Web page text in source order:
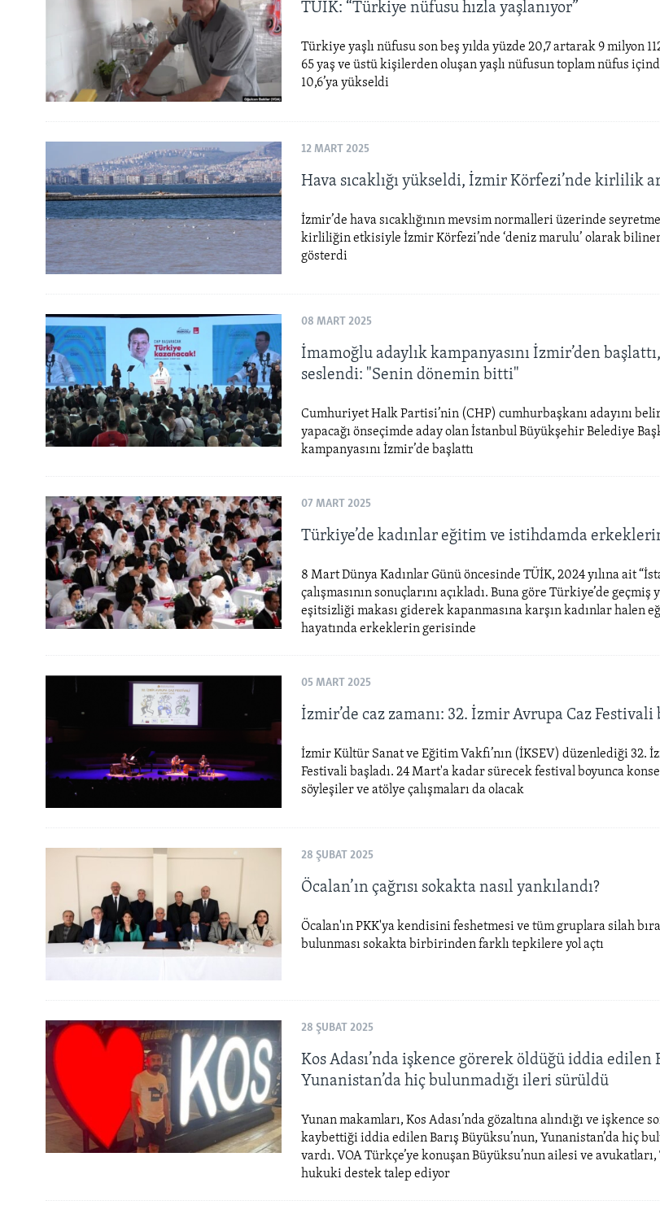
TÜİK: “Türkiye nüfusu hızla yaşlanıyor”
Türkiye yaşlı nüfusu son beş yılda yüzde 20,7 artarak 9 milyon
65 yaş ve üstü kişilerden oluşan yaşlı nüfusun toplam nüfus
10,6’ya yükseldi
12 MART 2025
Hava sıcaklığı yükseldi, İzmir Körfezi’nde kirlilik
İzmir’de hava sıcaklığının mevsim normalleri üzerinde
kirliliğin etkisiyle İzmir Körfezi’nde ‘deniz marulu’ olarak
gösterdi
08 MART 2025
İmamoğlu adaylık kampanyasını İzmir’den
seslendi: "Senin dönemin bitti"
Cumhuriyet Halk Partisi’nin (CHP) cumhurbaşkanı adayını
yapacağı önseçimde aday olan İstanbul Büyükşehir Belediye
kampanyasını İzmir’de başlattı
07 MART 2025
Türkiye’de kadınlar eğitim ve istihdamda
8 Mart Dünya Kadınlar Günü öncesinde TÜİK, 2024 yılına ait
çalışmasının sonuçlarını açıkladı. Buna göre Türkiye’de
eşitsizliği makası giderek kapanmasına karşın kadınlar halen
hayatında erkeklerin gerisinde
05 MART 2025
İzmir’de caz zamanı: 32. İzmir Avrupa Caz Festivali
İzmir Kültür Sanat ve Eğitim Vakfı’nın (İKSEV) düzenlediği 32.
Festivali başladı. 24 Mart'a kadar sürecek festival boyunca
söyleşiler ve atölye çalışmaları da olacak
28 ŞUBAT 2025
Öcalan’ın çağrısı sokakta nasıl yankılandı?
Öcalan'ın PKK'ya kendisini feshetmesi ve tüm gruplara silah
bulunması sokakta birbirinden farklı tepkilere yol açtı
28 ŞUBAT 2025
Kos Adası’nda işkence görerek öldüğü iddia edilen
Yunanistan’da hiç bulunmadığı ileri sürüldü
Yunan makamları, Kos Adası’nda gözaltına alındığı ve işkence
kaybettiği iddia edilen Barış Büyüksu’nun, Yunanistan’da hiç
vardı. VOA Türkçe’ye konuşan Büyüksu’nun ailesi ve
hukuki destek talep ediyor